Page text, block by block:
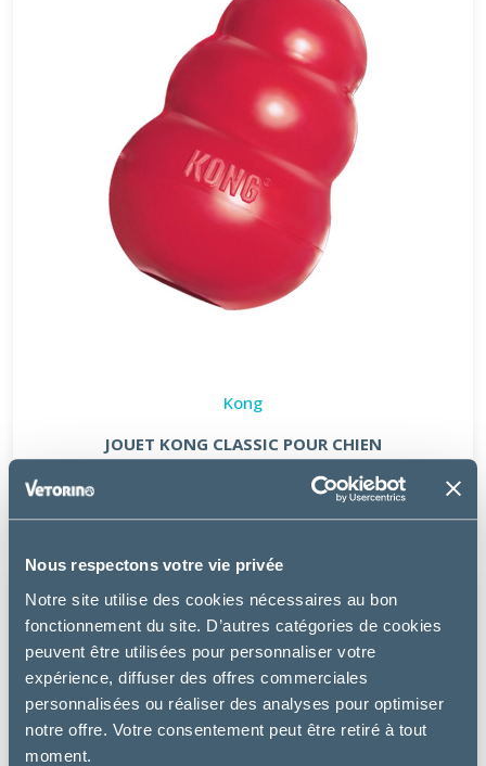
Nous respectons votre vie privée
Notre site utilise des cookies nécessaires au bon
fonctionnement du site. D’autres catégories de cookies
peuvent être utilisées pour personnaliser votre
expérience, diffuser des offres commerciales
personnalisées ou réaliser des analyses pour optimiser
notre offre. Votre consentement peut être retiré à tout
moment.
Kong
JOUET KONG CLASSIC POUR CHIEN
7.49€